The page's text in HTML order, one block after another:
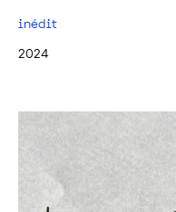
inédit
2024